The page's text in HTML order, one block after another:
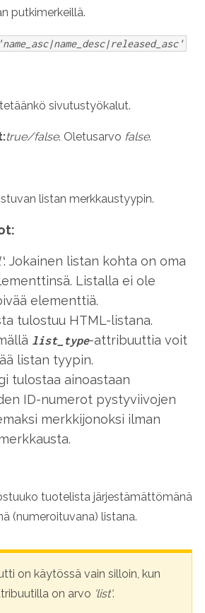
putkimerkeillä.
'name_asc|name_desc|released_asc'
sivutustyökalut.
true/false. Oletusarvo false.
listan merkkaustyypin.
: Jokainen listan kohta on oma
Listalla ei ole
elementtiä.
tulostuu HTML-listana.
list_type-attribuuttia voit
listan tyypin.
tulostaa ainoastaan
ID-numerot pystyviivojen
merkkijonoksi ilman
tuotelista järjestämättömänä
(numeroituvana) listana.
on käytössä vain silloin, kun
on arvo 'list'.